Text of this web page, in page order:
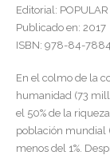
Editorial: POPULAR
Publicado en: 2017
ISBN: 978-84-
En el colmo de la
humanidad (73
el 50% de la
población mundial
menos del 1%.